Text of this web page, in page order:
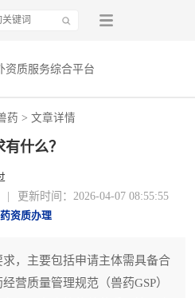
资质服务综合平台
药 > 文章详情
什么？
更新时间：2026-04-07 08:55:55
资质办理
，主要包括申请主体需具备合
营质量管理规范（兽药GSP）